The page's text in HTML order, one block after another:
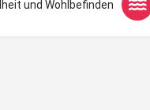
und Wohlbefinden